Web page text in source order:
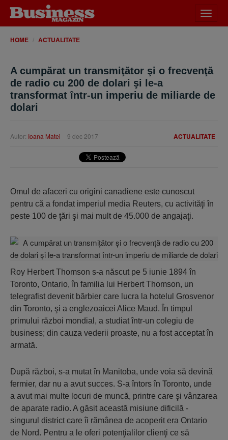
meniu
HOME ACTUALITATE
A cumpărat un transmiţător şi o frecvenţă
de radio cu 200 de dolari şi le-a
transformat într-un imperiu de miliarde de
dolari
ACTUALITATE
Autor: Ioana Matei 9 dec 2017
Omul de afaceri cu origini canadiene este cunoscut
pentru că a fondat imperiul media Reuters, cu activităţi în
peste 100 de ţări şi mai mult de 45.000 de angajaţi.
Roy Herbert Thomson s-a născut pe 5 iunie 1894 în
Toronto, Ontario, în familia lui Herbert Thomson, un
telegrafist devenit bărbier care lucra la hotelul Grosvenor
din Toronto, şi a englezoaicei Alice Maud. În timpul
primului război mondial, a studiat într-un colegiu de
business; din cauza vederii proaste, nu a fost acceptat în
armată.
După război, s-a mutat în Manitoba, unde voia să devină
fermier, dar nu a avut succes. S-a întors în Toronto, unde
a avut mai multe locuri de muncă, printre care şi vânzarea
de aparate radio. A găsit această misiune dificilă -
singurul district care îi rămânea de acoperit era Ontario
de Nord. Pentru a le oferi potenţialilor clienţi ce să